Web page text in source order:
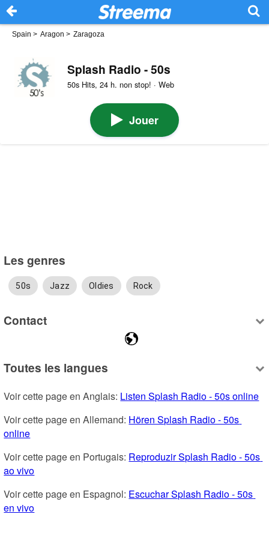
Spain > Aragon > Zaragoza
Splash Radio - 50s
50s Hits, 24 h. non stop! · Web
Jouer
Les genres
50s Jazz Oldies Rock
Contact
Toutes les langues
Voir cette page en Anglais: Listen Splash Radio - 50s online
Voir cette page en Allemand: Hören Splash Radio - 50s
online
Voir cette page en Portugais: Reproduzir Splash Radio - 50s
ao vivo
Voir cette page en Espagnol: Escuchar Splash Radio - 50s
en vivo